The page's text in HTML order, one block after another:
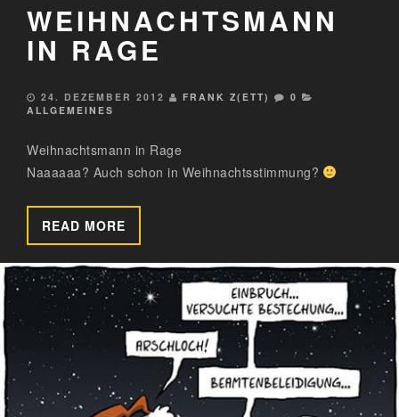
WEIHNACHTSMANN
IN RAGE
24. DEZEMBER 2012 FRANK Z(ETT)
0
ALLGEMEINES
Weihnachtsmann in Rage
Naaaaaa? Auch schon in Weihnachtsstimmung?
READ MORE